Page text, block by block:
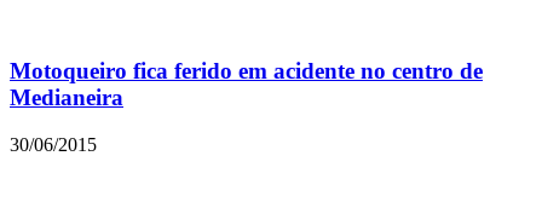
Motoqueiro fica ferido em acidente no centro de
Medianeira
30/06/2015